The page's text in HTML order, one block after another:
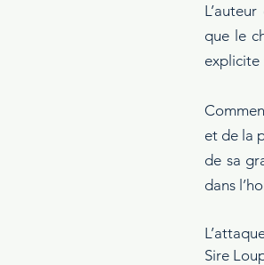
que le
explicite
et de la
de sa
dans
Sire